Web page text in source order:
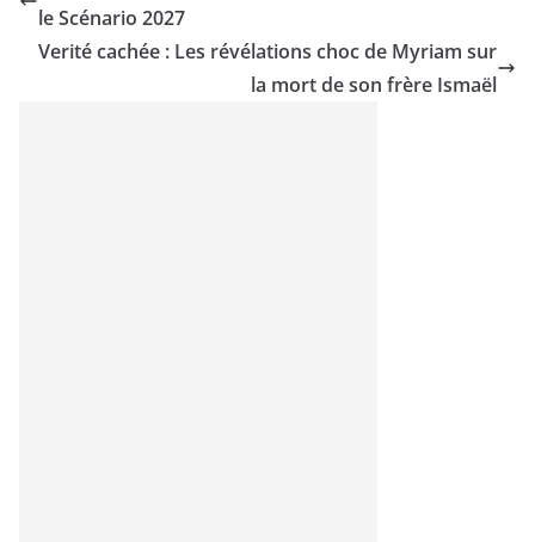
le Scénario 2027
Verité cachée : Les révélations choc de Myriam sur
la mort de son frère Ismaël